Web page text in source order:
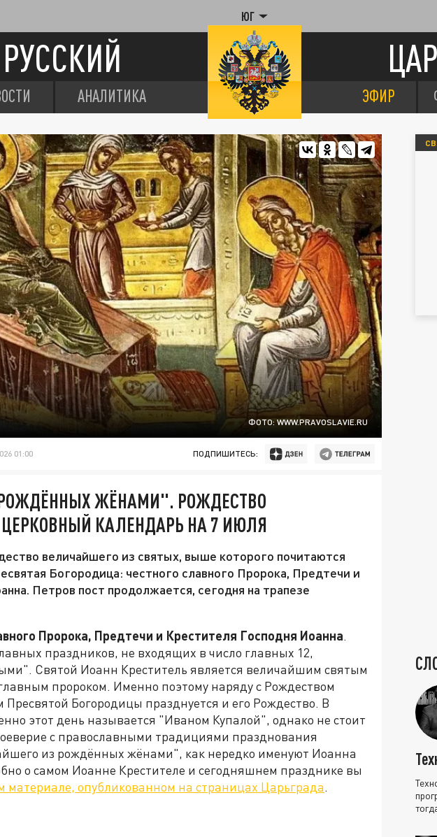
ЮГ
АНАЛИТИКА ЭФИР
ФОТО: WWW.PRAVOSLAVIE.RU
01:00 ПОДПИШИТЕСЬ:
ЖЁНАМИ". РОЖДЕСТВО
КАЛЕНДАРЬ НА 7 ИЮЛЯ
величайшего из святых, выше которого почитаются
Богородица: честного славного Пророка, Предтечи и
Петров пост продолжается, сегодня на трапезе
Пророка, Предтечи и Крестителя Господня Иоанна.
праздников, не входящих в число главных 12,
Святой Иоанн Креститель является величайшим святым
пророком. Именно поэтому наряду с Рождеством
Богородицы празднуется и его Рождество. В
этот день называется "Иваном Купалой", однако не стоит
с православными традициями празднования
из рождённых жёнами", как нередко именуют Иоанна
о самом Иоанне Крестителе и сегодняшнем празднике вы
материале, опубликованном на страницах Царьграда.